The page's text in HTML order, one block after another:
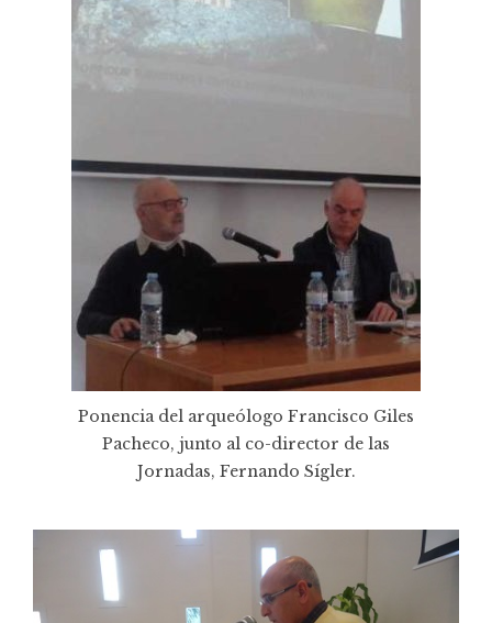
Ponencia del arqueólogo Francisco Giles
Pacheco, junto al co-director de las
Jornadas, Fernando Sígler.